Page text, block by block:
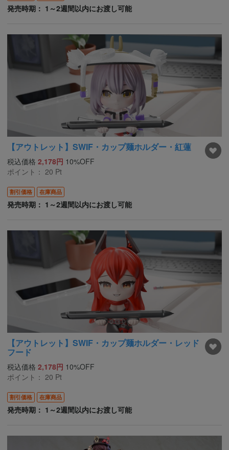
発売時期： 1～2週間以内にお渡し可能
【アウトレット】SWIF・カップ麺ホルダー・紅蓮
税込価格 2,178円 10%OFF
ポイント： 20 Pt
割引価格 在庫商品
発売時期： 1～2週間以内にお渡し可能
【アウトレット】SWIF・カップ麺ホルダー・レッド
フード
税込価格 2,178円 10%OFF
ポイント： 20 Pt
割引価格 在庫商品
発売時期： 1～2週間以内にお渡し可能